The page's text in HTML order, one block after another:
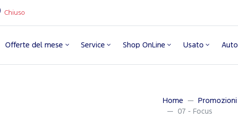
Chiuso
Offerte del mese Service Shop OnLine Usato Auto
Home Promozioni
07 - Focus